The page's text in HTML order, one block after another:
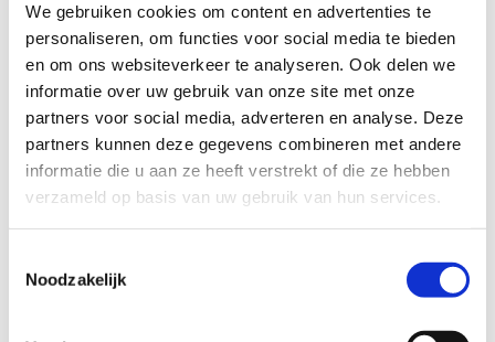
We gebruiken cookies om content en advertenties te
personaliseren, om functies voor social media te bieden
en om ons websiteverkeer te analyseren. Ook delen we
informatie over uw gebruik van onze site met onze
partners voor social media, adverteren en analyse. Deze
partners kunnen deze gegevens combineren met andere
informatie die u aan ze heeft verstrekt of die ze hebben
verzameld op basis van uw gebruik van hun services.
Noodzakelijk
uitgevoerd glaswerk.
Glaszetter in Oene voor
reparatie en vervanging
Glasschade komt vaak onverwacht. Onze glaszetter in
Oene zorgt voor een snelle en veilige oplossing. Indien
nodig plaatsen wij eerst een tijdelijke noodvoorziening,
zodat uw woning of pand goed beschermd blijft totdat
Wij helpen onder andere bij: